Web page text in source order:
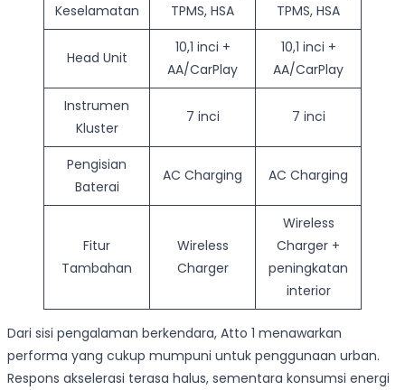
Keselamatan
TPMS, HSA
TPMS, HSA
Head Unit
10,1 inci +
AA/CarPlay
10,1 inci +
AA/CarPlay
Instrumen
Kluster
7 inci 7 inci
Pengisian
Baterai
AC Charging AC Charging
Fitur
Tambahan
Wireless
Charger
Wireless
Charger +
peningkatan
interior
Dari sisi pengalaman berkendara, Atto 1 menawarkan
performa yang cukup mumpuni untuk penggunaan urban.
Respons akselerasi terasa halus, sementara konsumsi energi